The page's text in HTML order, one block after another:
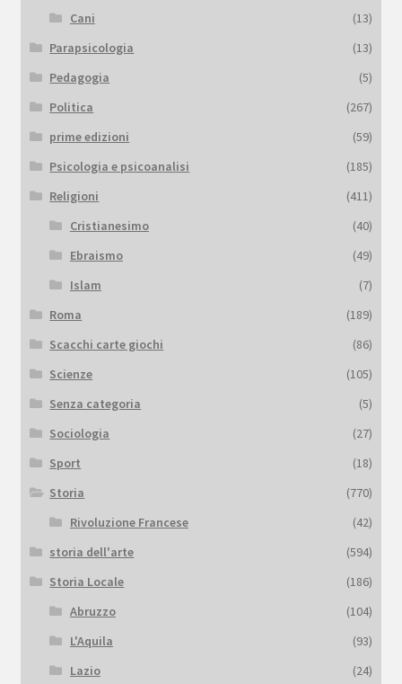
Cani
(13)
Parapsicologia
(13)
Pedagogia
(5)
Politica
(267)
prime edizioni
(59)
Psicologia e psicoanalisi
(185)
Religioni
(411)
Cristianesimo
(40)
Ebraismo
(49)
Islam
(7)
Roma
(189)
Scacchi carte giochi
(86)
Scienze
(105)
Senza categoria
(5)
Sociologia
(27)
Sport
(18)
Storia
(770)
Rivoluzione Francese
(42)
storia dell'arte
(594)
Storia Locale
(186)
Abruzzo
(104)
L'Aquila
(93)
Lazio
(24)